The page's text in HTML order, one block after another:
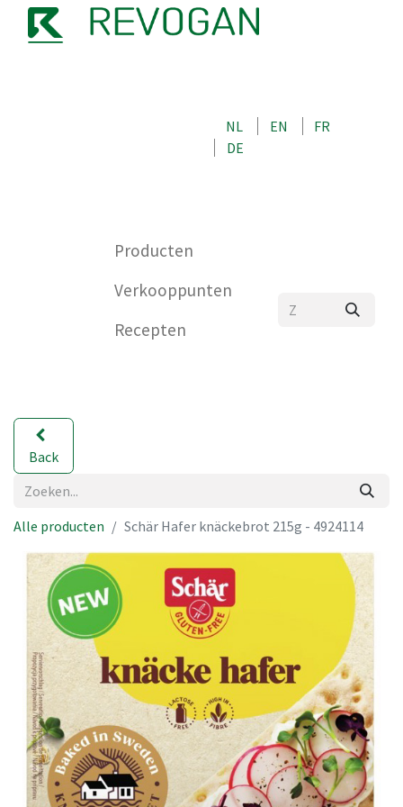
NL EN
FR
DE
Producten
Verkooppunten
Recepten
Back
Alle producten Schär Hafer knäckebrot 215g - 4924114